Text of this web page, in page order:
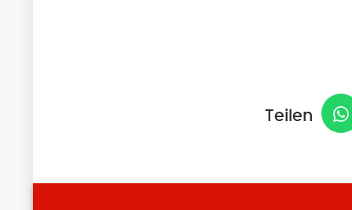
Teilen